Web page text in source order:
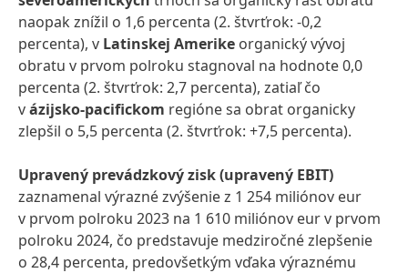
naopak znížil o 1,6 percenta (2. štvrťrok: -0,2
percenta), v Latinskej Amerike organický vývoj
obratu v prvom polroku stagnoval na hodnote 0,0
percenta (2. štvrťrok: 2,7 percenta), zatiaľ čo
vázijsko-pacifickom regióne sa obrat organicky
zlepšil o 5,5 percenta (2. štvrťrok: +7,5 percenta).
Upravený prevádzkový zisk(upravený EBIT)
zaznamenal výrazné zvýšenie z 1 254 miliónov eur
v prvom polroku 2023 na 1 610 miliónov eur v prvom
polroku 2024, čo predstavuje medziročné zlepšenie
o 28,4 percenta, predovšetkým vďaka výraznému